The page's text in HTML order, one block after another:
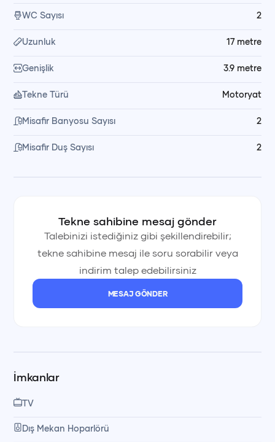
WC Sayısı 2
Uzunluk 17 metre
Genişlik 3.9 metre
Tekne Türü Motoryat
Misafir Banyosu Sayısı 2
Misafir Duş Sayısı 2
Tekne sahibine mesaj gönder
Talebinizi istediğiniz gibi şekillendirebilir;
tekne sahibine mesaj ile soru sorabilir veya
indirim talep edebilirsiniz
MESAJ GÖNDER
İmkanlar
TV
Dış Mekan Hoparlörü